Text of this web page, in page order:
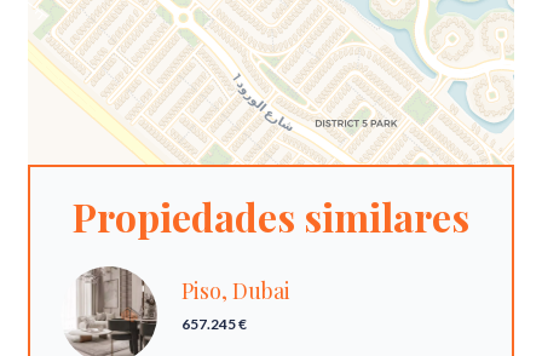
Propiedades similares
Piso, Dubai
657.245 €